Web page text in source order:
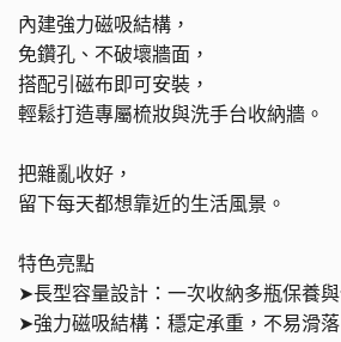
內建強力磁吸結構，
免鑽孔、不破壞牆面，
搭配引磁布即可安裝，
輕鬆打造專屬梳妝與洗手台收納牆。
把雜亂收好，
留下每天都想靠近的生活風景。
特色亮點
➤長型容量設計：一次收納多瓶保養
➤強力磁吸結構：穩定承重，不易滑落